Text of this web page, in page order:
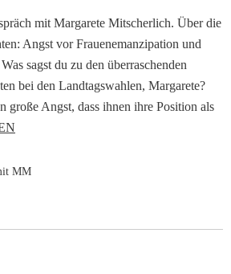
mit Margarete Mitscherlich. Über die
Angst vor Frauenemanzipation und
sagst du zu den überraschenden
bei den Landtagswahlen, Margarete?
große Angst, dass ihnen ihre Position als
MM